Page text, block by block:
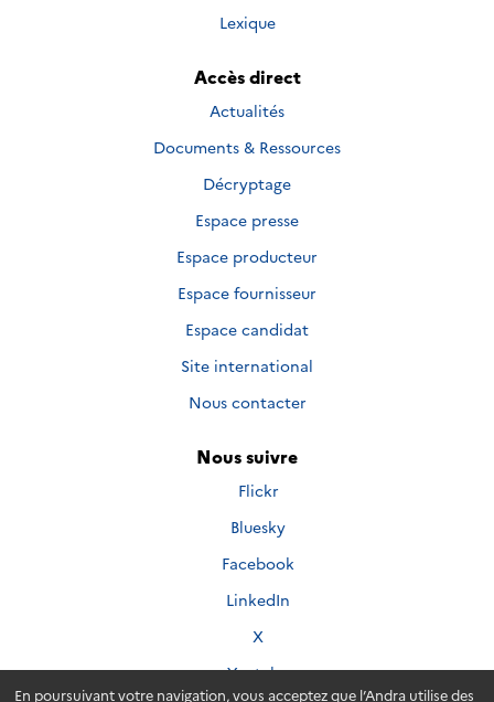
En poursuivant votre navigation, vous acceptez que l’Andra utilise des
Lexique
Accès direct
Actualités
Documents & Ressources
Décryptage
Espace presse
Espace producteur
Espace fournisseur
Espace candidat
Site international
Nous contacter
Nous suivre
Nous
sur
Flickr
Nous
sur
Bluesky
Nous
sur
Facebook
Nous
LinkedIn
Nous
X
Nous
suivre
Youtube